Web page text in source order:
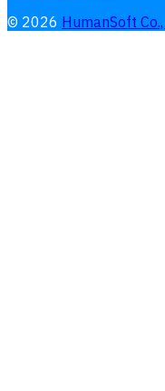
© 2026 HumanSoft